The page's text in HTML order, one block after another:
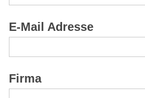
E-Mail Adresse
Firma